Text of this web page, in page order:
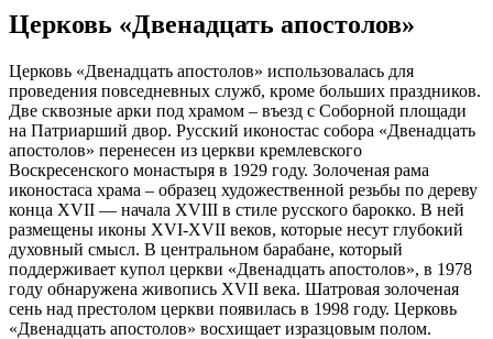
Церковь «Двенадцать апостолов»
Церковь «Двенадцать апостолов» использовалась для
проведения повседневных служб, кроме больших праздников.
Две сквозные арки под храмом – въезд с Соборной площади
на Патриарший двор. Русский иконостас собора «Двенадцать
апостолов» перенесен из церкви кремлевского
Воскресенского монастыря в 1929 году. Золоченая рама
иконостаса храма – образец художественной резьбы по дереву
конца XVII — начала XVIII в стиле русского барокко. В ней
размещены иконы XVI-XVII веков, которые несут глубокий
духовный смысл. В центральном барабане, который
поддерживает купол церкви «Двенадцать апостолов», в 1978
году обнаружена живопись XVII века. Шатровая золоченая
сень над престолом церкви появилась в 1998 году. Церковь
«Двенадцать апостолов» восхищает изразцовым полом.